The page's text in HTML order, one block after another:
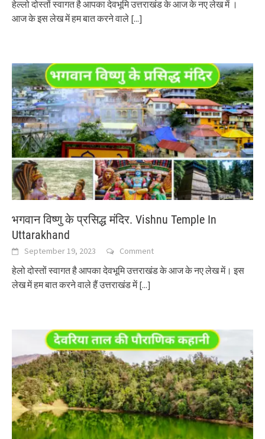
हेल्लो दोस्तों स्वागत है आपका देवभूमि उत्तराखंड के आज के नए लेख में ।
आज के इस लेख में हम बात करने वाले [...]
भगवान विष्णु के प्रसिद्ध मंदिर. Vishnu Temple In
Uttarakhand
September 19, 2023 Comment
हेलो दोस्तों स्वागत है आपका देवभूमि उत्तराखंड के आज के नए लेख में। इस
लेख में हम बात करने वाले हैं उत्तराखंड में[...]